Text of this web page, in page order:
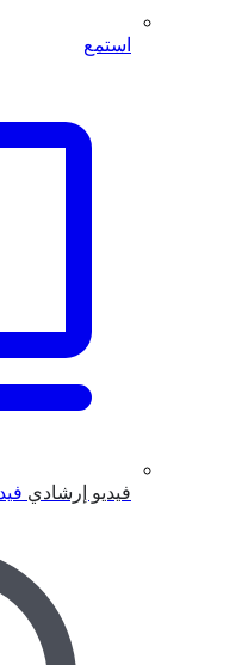
استمع
فيديو إرشادي